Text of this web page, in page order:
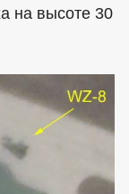
на высоте 30